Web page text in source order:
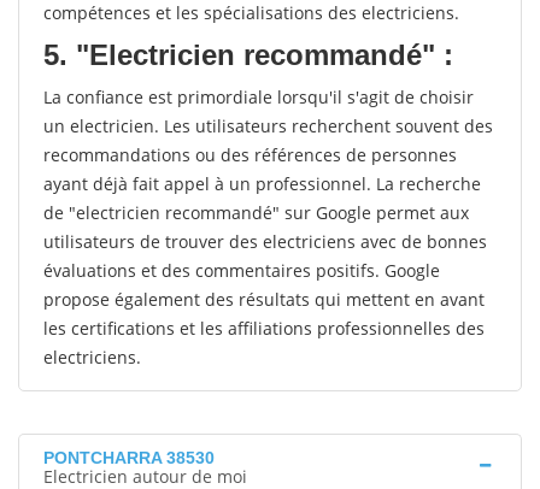
compétences et les spécialisations des electriciens.
5. "Electricien recommandé" :
La confiance est primordiale lorsqu'il s'agit de choisir
un electricien. Les utilisateurs recherchent souvent des
recommandations ou des références de personnes
ayant déjà fait appel à un professionnel. La recherche
de "electricien recommandé" sur Google permet aux
utilisateurs de trouver des electriciens avec de bonnes
évaluations et des commentaires positifs. Google
propose également des résultats qui mettent en avant
les certifications et les affiliations professionnelles des
electriciens.
PONTCHARRA 38530
Electricien autour de moi